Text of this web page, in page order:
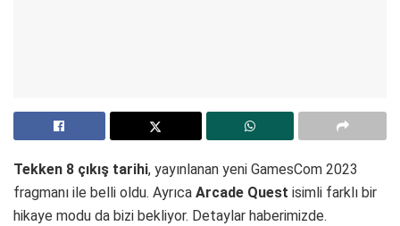
Tekken 8 çıkış tarihi, yayınlanan yeni GamesCom 2023
fragmanı ile belli oldu. Ayrıca Arcade Quest isimli farklı bir
hikaye modu da bizi bekliyor. Detaylar haberimizde.